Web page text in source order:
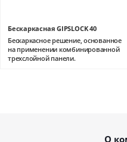
Бескаркасная GIPSLOCK 40
Бескаркасное решение, основанное
на применении комбинированной
трехслойной панели.
О